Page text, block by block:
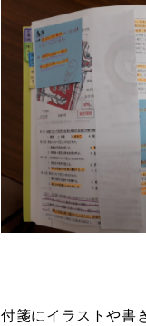
付箋にイラストや書